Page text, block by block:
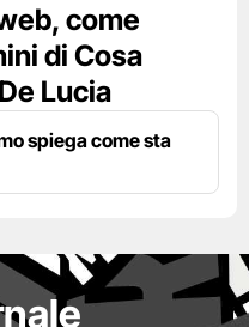
come
di Cosa
Lucia
spiega come sta